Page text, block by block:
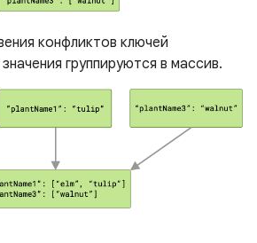
конфликтов ключей
группируются в массив.